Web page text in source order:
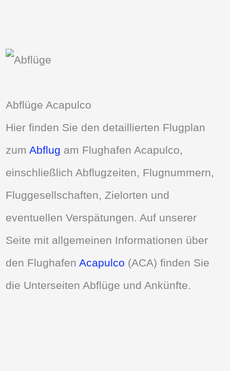
Abflüge Acapulco
Hier finden Sie den detaillierten Flugplan
zumAbflug am Flughafen Acapulco,
einschließlich Abflugzeiten, Flugnummern,
Fluggesellschaften, Zielorten und
eventuellen Verspätungen. Auf unserer
Seite mit allgemeinen Informationen über
den FlughafenAcapulco (ACA) finden Sie
die Unterseiten Abflüge und Ankünfte.